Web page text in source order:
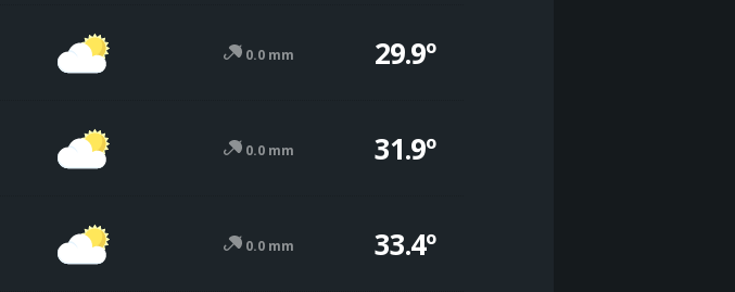
0.0 mm 29.9º
0.0 mm 31.9º
0.0 mm 33.4º